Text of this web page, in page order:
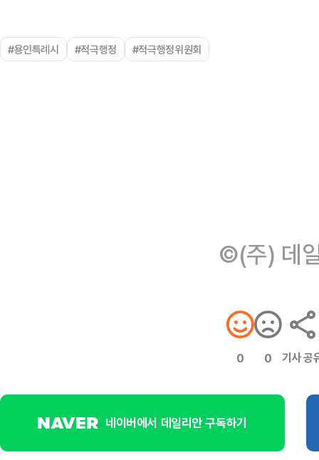
#용인특례시 #적극행정 #적극행정위원회
©(주) 데
0 0 기사 공
네이버에서 데일리안 구독하기